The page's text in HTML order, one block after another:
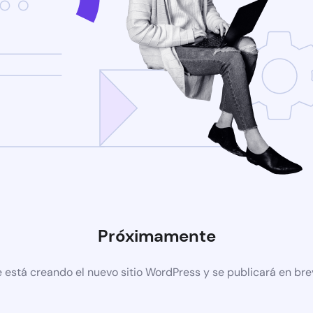
Próximamente
está creando el nuevo sitio WordPress y se publicará en